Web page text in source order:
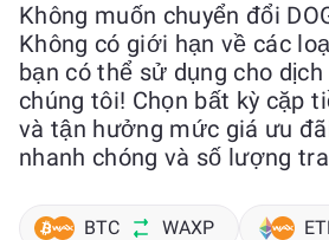
Không muốn chuyển đổi
Không có giới hạn về các
bạn có thể sử dụng cho
chúng tôi! Chọn bất kỳ cặp
và tận hưởng mức giá ưu
nhanh chóng và số lượng
BTC WAXP